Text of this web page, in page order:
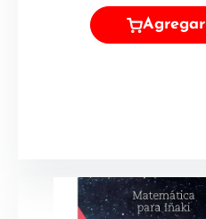
Agregar